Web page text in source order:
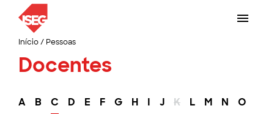
Início/ Pessoas
Docentes
A B C D E F G H I J K L M N O